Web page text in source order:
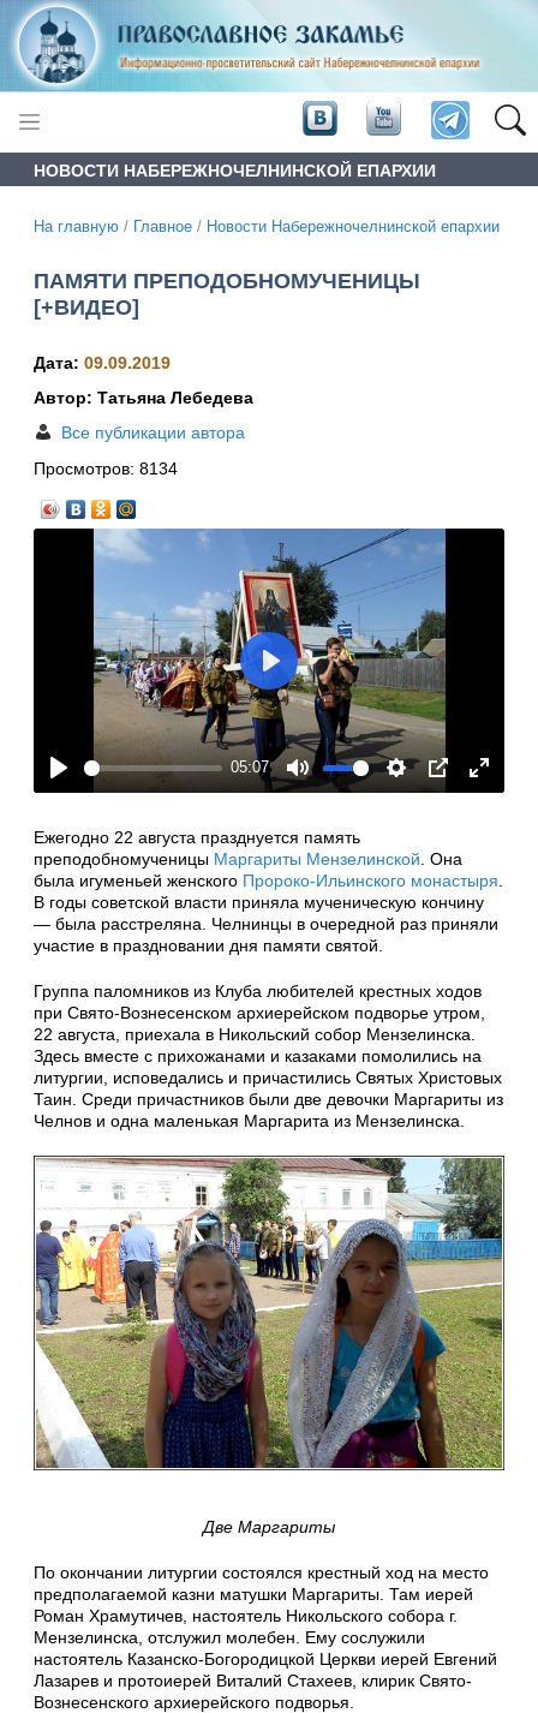
НОВОСТИ НАБЕРЕЖНОЧЕЛНИНСКОЙ ЕПАРХИИ
На главную / Главное / Новости Набережночелнинской епархии
ПАМЯТИ ПРЕПОДОБНОМУЧЕНИЦЫ
[+ВИДЕО]
Play
05:07
Mute Settings
PIP
Enter
Play
Дата: 09.09.2019
Автор: Татьяна Лебедева
Все публикации автора
Просмотров: 8134
Ежегодно 22 августа празднуется память
преподобномученицы Маргариты Мензелинской . Она
была игуменьей женского Пророко-Ильинского монастыря
В годы советской власти приняла мученическую кончину
— была расстреляна. Челнинцы в очередной раз приняли
участие в праздновании дня памяти святой.
Группа паломников из Клуба любителей крестных ходов
при Свято-Вознесенском архиерейском подворье утром,
22 августа, приехала в Никольский собор Мензелинска.
Здесь вместе с прихожанами и казаками помолились на
литургии, исповедались и причастились Святых Христовых
Таин. Среди причастников были две девочки Маргариты из
Челнов и одна маленькая Маргарита из Мензелинска.
Две Маргариты
По окончании литургии состоялся крестный ход на место
предполагаемой казни матушки Маргариты. Там иерей
Роман Храмутичев, настоятель Никольского собора г.
Мензелинска, отслужил молебен. Ему сослужили
настоятель Казанско-Богородицкой Церкви иерей Евгений
Лазарев и протоиерей Виталий Стахеев, клирик Свято-
Вознесенского архиерейского подворья.